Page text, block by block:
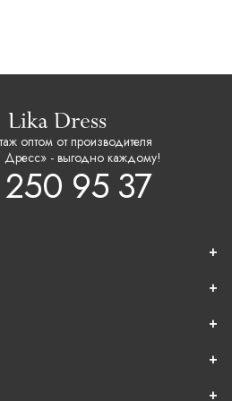
оптом от производителя
Дресс» - выгодно каждому!
95 37